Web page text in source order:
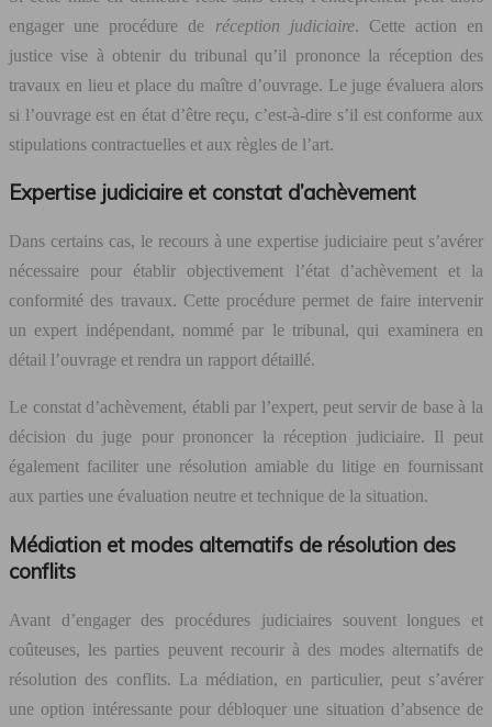
engager une procédure de réception judiciaire. Cette action en
justice vise à obtenir du tribunal qu’il prononce la réception des
travaux en lieu et place du maître d’ouvrage. Le juge évaluera alors
si l’ouvrage est en état d’être reçu, c’est-à-dire s’il est conforme aux
stipulations contractuelles et aux règles de l’art.
Expertise judiciaire et constat d’achèvement
Dans certains cas, le recours à une expertise judiciaire peut s’avérer
nécessaire pour établir objectivement l’état d’achèvement et la
conformité des travaux. Cette procédure permet de faire intervenir
un expert indépendant, nommé par le tribunal, qui examinera en
détail l’ouvrage et rendra un rapport détaillé.
Le constat d’achèvement, établi par l’expert, peut servir de base à la
décision du juge pour prononcer la réception judiciaire. Il peut
également faciliter une résolution amiable du litige en fournissant
aux parties une évaluation neutre et technique de la situation.
Médiation et modes alternatifs de résolution des
conflits
Avant d’engager des procédures judiciaires souvent longues et
coûteuses, les parties peuvent recourir à des modes alternatifs de
résolution des conflits. La médiation, en particulier, peut s’avérer
une option intéressante pour débloquer une situation d’absence de